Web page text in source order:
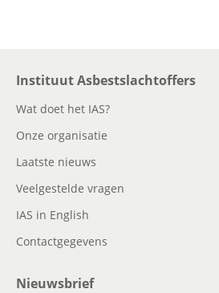
Instituut Asbestslachtoffers
Wat doet het IAS?
Onze organisatie
Laatste nieuws
Veelgestelde vragen
IAS in English
Contactgegevens
Nieuwsbrief